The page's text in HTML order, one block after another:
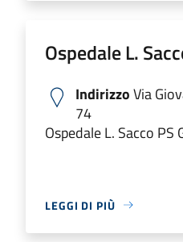
Ospedale L.
IndirizzoVia
74
Ospedale L. Sacco PS
LEGGI DI PIÙ